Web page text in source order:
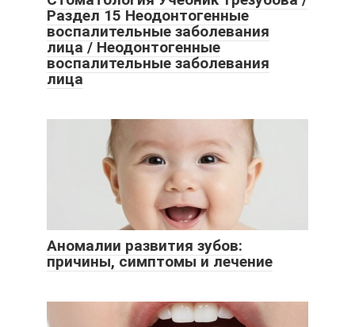
Раздел 15 Неодонтогенные
воспалительные заболевания
лица / Неодонтогенные
воспалительные заболевания
лица
Аномалии развития зубов:
причины, симптомы и лечение